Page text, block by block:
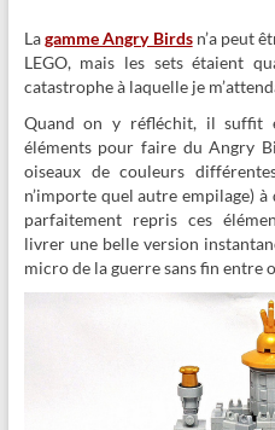
Lagamme Angry Birdsn’a peut
LEGO, mais les sets étaient
catastrophe à laquelle je
Quand on y réfléchit, il suffit
éléments pour faire du Angry
oiseaux de couleurs
n’importe quel autre empilage)
parfaitement repris ces
livrer une belle version
micro de la guerre sans fin entre